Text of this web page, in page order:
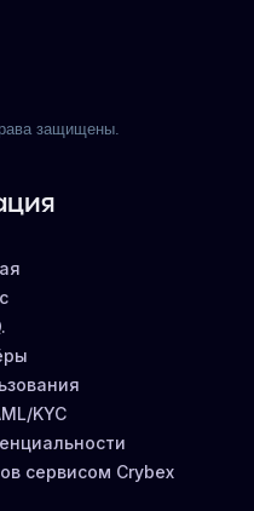
защищены.
KYC
сервисом Crybex